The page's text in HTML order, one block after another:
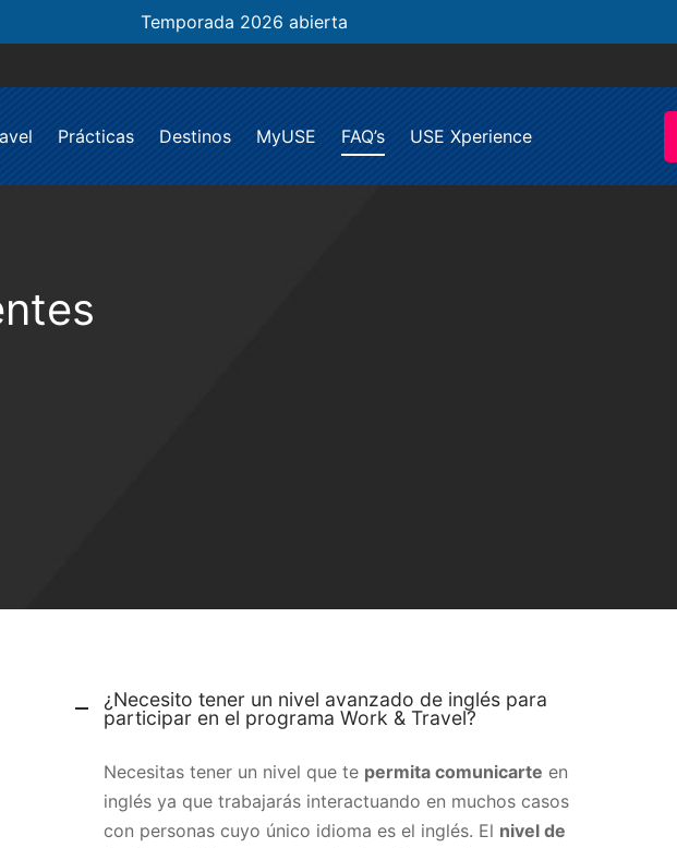
Temporada 2026 abierta
Prácticas Destinos MyUSE FAQ’s USE Xperience
¿Necesito tener un nivel avanzado de inglés para
participar en el programa Work & Travel?
Necesitas tener un nivel que te permita comunicarte en
inglés ya que trabajarás interactuando en muchos casos
con personas cuyo único idioma es el inglés. El nivel de